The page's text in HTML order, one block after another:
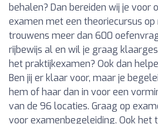
behalen? Dan bereiden wij je voor
examen met een theoriecursus op
trouwens meer dan 600
rijbewijs al en wil je graag
het praktijkexamen? Ook dan
Ben jij er klaar voor, maar je
hem of haar dan in voor een
van de 96 locaties. Graag op
voor examenbegeleiding. Ook